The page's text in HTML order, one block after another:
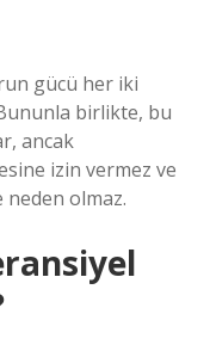
gücü her iki
birlikte, bu
ancak
izin vermez ve
olmaz.